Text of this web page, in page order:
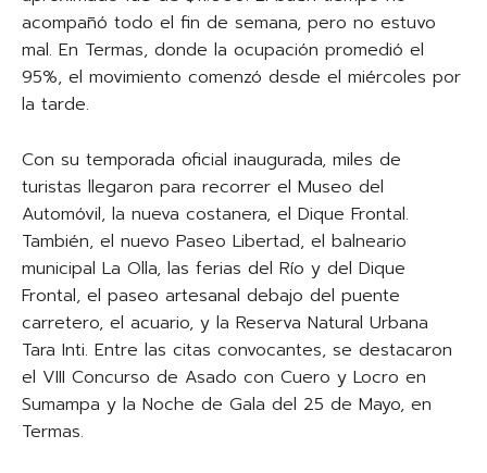
acompañó todo el fin de semana, pero no estuvo
mal. En Termas, donde la ocupación promedió el
95%, el movimiento comenzó desde el miércoles por
la tarde.
Con su temporada oficial inaugurada, miles de
turistas llegaron para recorrer el Museo del
Automóvil, la nueva costanera, el Dique Frontal.
También, el nuevo Paseo Libertad, el balneario
municipal La Olla, las ferias del Río y del Dique
Frontal, el paseo artesanal debajo del puente
carretero, el acuario, y la Reserva Natural Urbana
Tara Inti. Entre las citas convocantes, se destacaron
el VIII Concurso de Asado con Cuero y Locro en
Sumampa y la Noche de Gala del 25 de Mayo, en
Termas.